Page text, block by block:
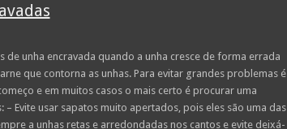
de unha encravada quando a unha cresce de forma errada
que contorna as unhas. Para evitar grandes problemas é
e em muitos casos o mais certo é procurar uma
Evite usar sapatos muito apertados, pois eles são uma das
a unhas retas e arredondadas nos cantos e evite deixá-